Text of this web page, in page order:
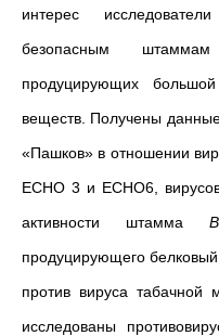
интерес
безопасным
продуцирующих большой
веществ. Получены
«Пашков» в отношении
ECHO 3 и ECHO6,
активности штамма
продуцирующего
против вируса табачной
исследованы